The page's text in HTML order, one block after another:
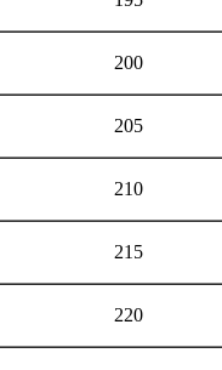
200
205
210
215
220